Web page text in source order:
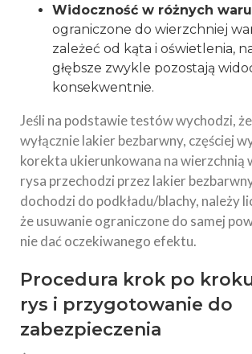
Widoczność w różnych
ograniczone do wierzchniej
zależeć od kąta i oświetlenia,
głębsze zwykle pozostają
konsekwentnie.
Jeśli na podstawie testów wychodzi,
wyłącznie lakier bezbarwny, częściej
korekta ukierunkowana na wierzchnią
rysa przechodzi przez lakier
dochodzi do podkładu/blachy, należy
że usuwanie ograniczone do samej
nie dać oczekiwanego efektu.
Procedura krok po
rys i przygotowanie do
zabezpieczenia